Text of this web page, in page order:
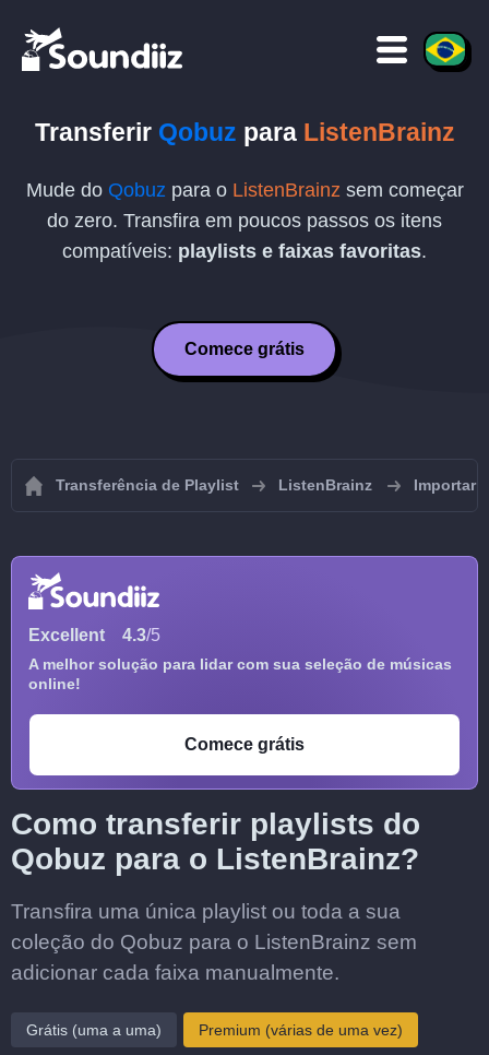
Transferir Qobuz para ListenBrainz
Mude do Qobuz para o ListenBrainz sem começar
do zero. Transfira em poucos passos os itens
compatíveis: playlists e faixas favoritas.
Comece grátis
Transferência de Playlist ListenBrainz Importar
Excellent 4.3/5
A melhor solução para lidar com sua seleção de músicas
online!
Comece grátis
Como transferir playlists do
Qobuz para o ListenBrainz?
Transfira uma única playlist ou toda a sua
coleção do Qobuz para o ListenBrainz sem
adicionar cada faixa manualmente.
Grátis (uma a uma) Premium (várias de uma vez)